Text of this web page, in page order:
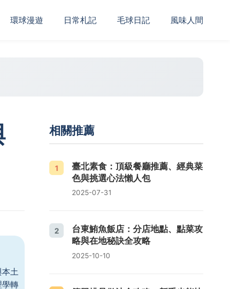
‌環球漫遊 日常札記 毛球日記 風味人間
土
學轉
相關推薦
1
臺北素食：頂級餐廳推薦、經典菜
色與挑選心法懶人包
2025-07-31
2
台東鮪魚飯店：分店地點、點菜攻
略與在地秘訣全攻略
2025-10-10